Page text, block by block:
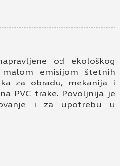
od ekološkog
emisijom štetnih
za obradu, mekanija i
PVC trake. Povoljnija je
i za upotrebu u